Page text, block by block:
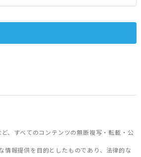
、すべてのコンテンツの無断複写・転載・公
報提供を目的としたものであり、法律的な